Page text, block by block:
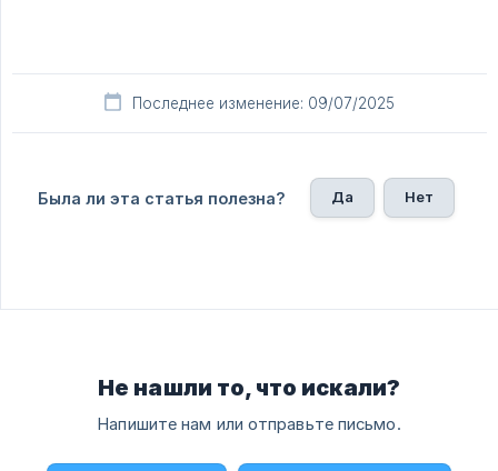
Последнее изменение: 09/07/2025
Была ли эта статья полезна? Да Нет
Не нашли то, что искали?
Напишите нам или отправьте письмо.